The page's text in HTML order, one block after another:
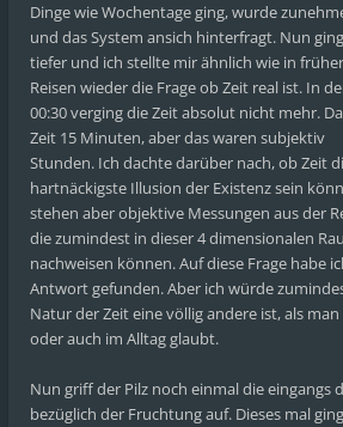
Dinge wie Wochentage ging, wurde
und das System ansich hinterfragt. Nun
tiefer und ich stellte mir ähnlich wie in
Reisen wieder die Frage ob Zeit real ist. In
00:30 verging die Zeit absolut nicht mehr.
Zeit 15 Minuten, aber das waren subjektiv
Stunden. Ich dachte darüber nach, ob Zeit
hartnäckigste Illusion der Existenz sein
stehen aber objektive Messungen aus der
die zumindest in dieser 4 dimensionalen
nachweisen können. Auf diese Frage habe
Antwort gefunden. Aber ich würde
Natur der Zeit eine völlig andere ist, als
oder auch im Alltag glaubt.
Nun griff der Pilz noch einmal die eingangs
bezüglich der Fruchtung auf. Dieses mal